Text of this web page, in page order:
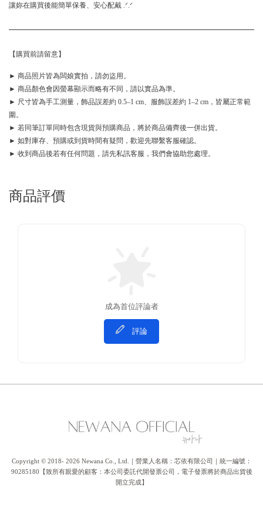
讓妳在購買後能簡單保養、安心配戴 .ᐟ.ᐟ
【購買前請留意】
► 商品照片皆為闆娘實拍，請勿盜用。
► 商品顏色會因螢幕顯示而略有不同，請以實品為準。
► 尺寸皆為手工測量，飾品誤差約 0.5–1 cm、服飾誤差約 1–2 cm，皆屬正常範
圍。
► 若同筆訂單同時包含現貨與預購商品，將於商品備齊後一併出貨。
► 如對庫存、預購或到貨時間有疑問，歡迎先聯繫客服確認。
► 收到商品後若有任何問題，請先私訊客服，我們會協助您處理。
商品評價
成為首位評論者
評論
Copyright © 2018- 2026 Newana Co., Ltd.｜營業人名稱：芯依有限公司｜統一編號：
90285180【致所有親愛的顧客：本公司委託代開發票公司，電子發票將於商品出貨後
開立完成】